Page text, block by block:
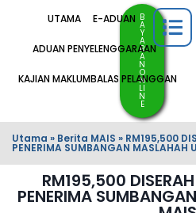
UTAMA E-ADUAN
ADUAN PENYELENGGARAAN
KAJIAN MAKLUMBALAS PELANGGAN
B
A
Y
A
R
A
N
O
N
LI
N
E
Utama » Berita MAIS » RM195,500
PENERIMA SUMBANGAN MASLAHAH
RM195,500
PENERIMA